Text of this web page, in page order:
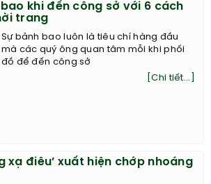
khi đến công sở với 6 cách
trang
Sự bảnh bao luôn là tiêu chí hàng đầu
mà các quý ông quan tâm mỗi khi phối
đồ để đến công sở
[Chi tiết...]
xạ điêu’ xuất hiện chớp nhoáng